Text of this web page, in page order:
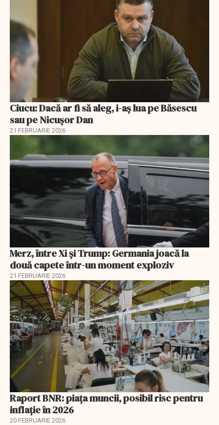
Ciucu: Dacă ar fi să aleg, i-aș lua pe Băsescu
sau pe Nicușor Dan
21 FEBRUARIE 2026
Merz, între Xi și Trump: Germania joacă la
două capete într-un moment exploziv
21 FEBRUARIE 2026
Raport BNR: piața muncii, posibil risc pentru
inflație în 2026
20 FEBRUARIE 2026